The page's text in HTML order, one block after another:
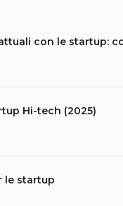
con le startup:
Hi-tech (2025)
le startup